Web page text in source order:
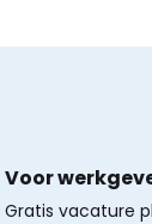
Voor
Gratis vacature